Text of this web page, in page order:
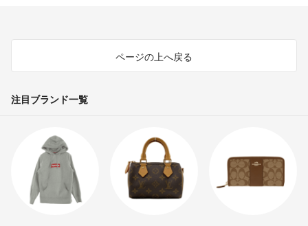
ページの上へ戻る
注目ブランド一覧